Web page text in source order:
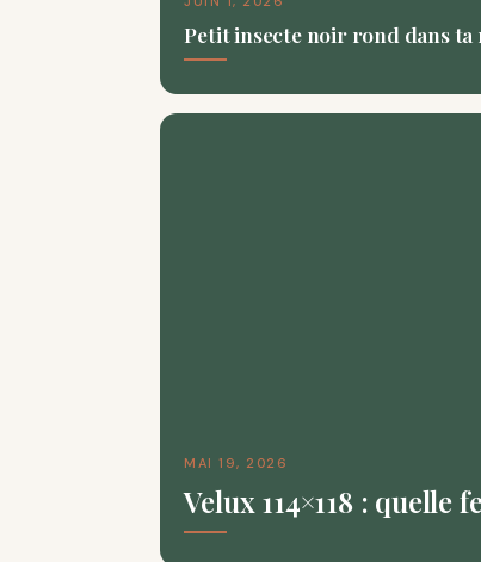
Petit insecte noir rond dans
MAI 19, 2026
Velux 114×118 : quelle